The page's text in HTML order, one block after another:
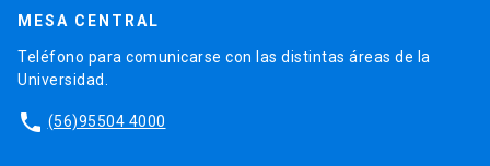
MESA CENTRAL
Teléfono para comunicarse con las distintas áreas de la
Universidad.
phone (56)95504 4000